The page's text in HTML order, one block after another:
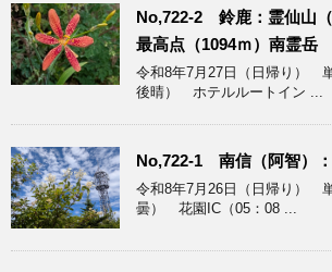
No,722-2 鈴鹿：霊仙山
最高点（1094ｍ）南霊岳
令和8年7月27日（日帰り）
後晴） ホテルルートイン ...
No,722-1 南信（阿智）：
令和8年7月26日（日帰り）
曇） 花園IC（05：08 ...